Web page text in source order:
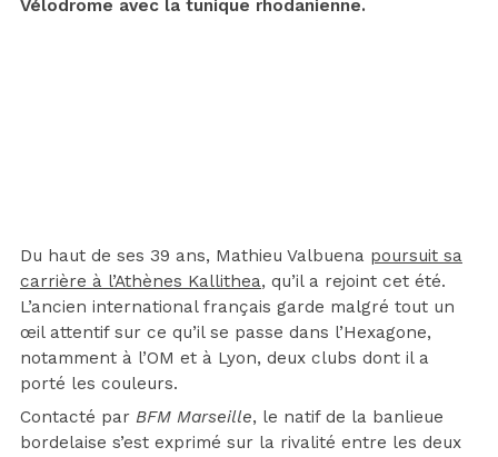
Vélodrome avec la tunique rhodanienne.
Du haut de ses 39 ans, Mathieu Valbuena poursuit sa
carrière à l’Athènes Kallithea, qu’il a rejoint cet été.
L’ancien international français garde malgré tout un
œil attentif sur ce qu’il se passe dans l’Hexagone,
notamment à l’OM et à Lyon, deux clubs dont il a
porté les couleurs.
Contacté par BFM Marseille, le natif de la banlieue
bordelaise s’est exprimé sur la rivalité entre les deux